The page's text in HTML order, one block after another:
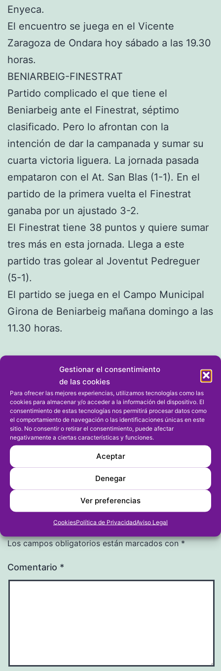
Gestionar el consentimiento
de las cookies
Para ofrecer las mejores experiencias, utilizamos tecnologías como las
cookies para almacenar y/o acceder a la información del dispositivo. El
consentimiento de estas tecnologías nos permitirá procesar datos como
el comportamiento de navegación o las identificaciones únicas en este
sitio. No consentir o retirar el consentimiento, puede afectar
negativamente a ciertas características y funciones.
Aceptar
Denegar
Ver preferencias
CookiesPolítica de PrivacidadAviso Legal
Enyeca.
El encuentro se juega en el Vicente
Zaragoza de Ondara hoy sábado a las 19.30
horas.
BENIARBEIG-FINESTRAT
Partido complicado el que tiene el
Beniarbeig ante el Finestrat, séptimo
clasificado. Pero lo afrontan con la
intención de dar la campanada y sumar su
cuarta victoria liguera. La jornada pasada
empataron con el At. San Blas (1-1). En el
partido de la primera vuelta el Finestrat
ganaba por un ajustado 3-2.
El Finestrat tiene 38 puntos y quiere sumar
tres más en esta jornada. Llega a este
partido tras golear al Joventut Pedreguer
(5-1).
El partido se juega en el Campo Municipal
Girona de Beniarbeig mañana domingo a las
11.30 horas.
Publicada el01/04/2023
Porfransu768718361
Categorizado comoFÚTBOL,Tercera FFCV
Dejar un comentario
Los campos obligatorios están marcados con*
Comentario *